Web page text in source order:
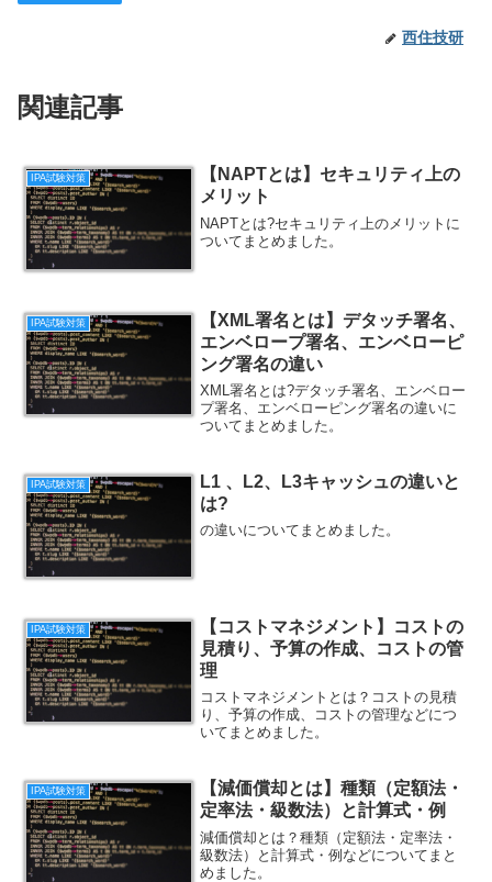
西住技研
関連記事
IPA試験対策
【NAPTとは】セキュリティ上の
メリット
NAPTとは?セキュリティ上のメリットに
ついてまとめました。
IPA試験対策
【XML署名とは】デタッチ署名、
エンベロープ署名、エンベローピ
ング署名の違い
XML署名とは?デタッチ署名、エンベロー
プ署名、エンベローピング署名の違いに
ついてまとめました。
IPA試験対策
L1 、L2、L3キャッシュの違いと
は?
の違いについてまとめました。
IPA試験対策
【コストマネジメント】コストの
見積り、予算の作成、コストの管
理
コストマネジメントとは？コストの見積
り、予算の作成、コストの管理などにつ
いてまとめました。
IPA試験対策
【減価償却とは】種類（定額法・
定率法・級数法）と計算式・例
減価償却とは？種類（定額法・定率法・
級数法）と計算式・例などについてまと
めました。